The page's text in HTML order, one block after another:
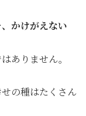
かけがえない
ありません。
の種はたくさん